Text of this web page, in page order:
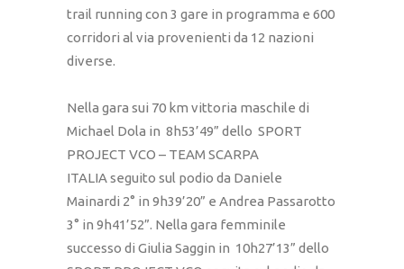
trail running con 3 gare in programma e 600
corridori al via provenienti da 12 nazioni
diverse.
Nella gara sui 70 km vittoria maschile di
Michael Dola in 8h53’49” dello SPORT
PROJECT VCO – TEAM SCARPA
ITALIA seguito sul podio da Daniele
Mainardi 2° in 9h39’20” e Andrea Passarotto
3° in 9h41’52”. Nella gara femminile
successo di Giulia Saggin in 10h27’13” dello